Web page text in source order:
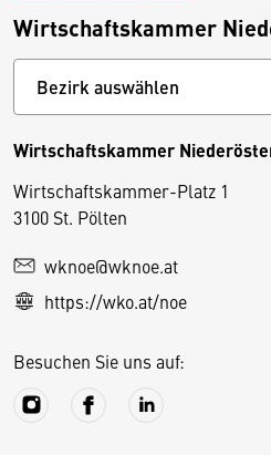
Wirtschaftskammer
Wirtschaftskammer
Wirtschaftskammer-Platz 1
3100 St. Pölten
wknoe@wknoe.at
https://wko.at/noe
Besuchen Sie uns auf:
D
e
s
S
e